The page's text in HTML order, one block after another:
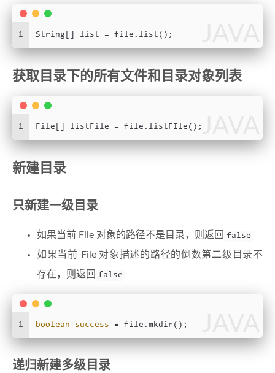
1 String[] list = file.list();
获取目录下的所有文件和目录对象列表
1 File[] listFile = file.listFIle();
新建目录
只新建一级目录
如果当前 File 对象的路径不是目录，则返回 false
如果当前 File 对象描述的路径的倒数第二级目录不
存在，则返回
false
1 boolean success = file.mkdir();
递归新建多级目录